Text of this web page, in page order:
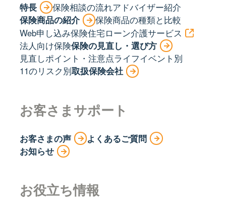
特長 保険相談の流れアドバイザー紹介
保険商品の紹介
保険商品の種類と比較
Web申し込み保険住宅ローン介護サービス
法人向け保険保険の見直し・選び方
見直しポイント・注意点ライフイベント別
11のリスク別取扱保険会社
お客さまサポート
お客さまの声
よくあるご質問
お知らせ
お役立ち情報